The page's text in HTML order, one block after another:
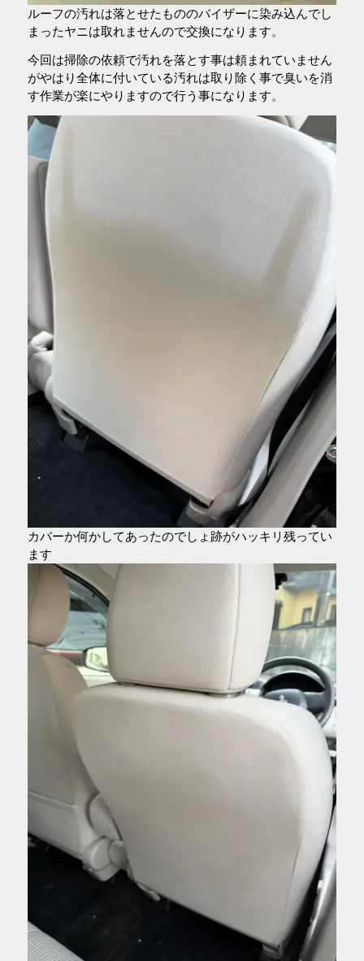
ルーフの汚れは落とせたもののバイザーに染み込んでし
まったヤニは取れませんので交換になります。
今回は掃除の依頼で汚れを落とす事は頼まれていません
がやはり全体に付いている汚れは取り除く事で臭いを消
す作業が楽にやりますので行う事になります。
カバーか何かしてあったのでしょ跡がハッキリ残ってい
ます